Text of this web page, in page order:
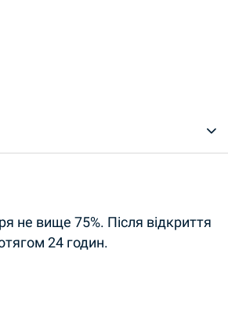
не вище 75%. Після відкриття
24 годин.